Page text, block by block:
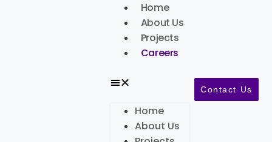
Home
About Us
Projects
Careers
Home
About Us
Contact Us